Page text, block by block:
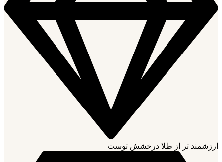
ارزشمند تر از طلا درخشش توست